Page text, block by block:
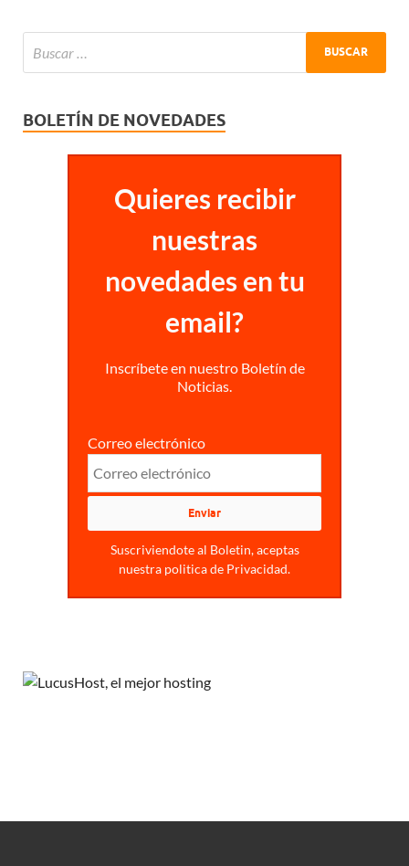
BOLETÍN DE NOVEDADES
Quieres recibir
nuestras
novedades en tu
email?
Inscríbete en nuestro Boletín de
Noticias.
Correo electrónico
Suscriviendote al Boletin, aceptas
nuestra politica de Privacidad.